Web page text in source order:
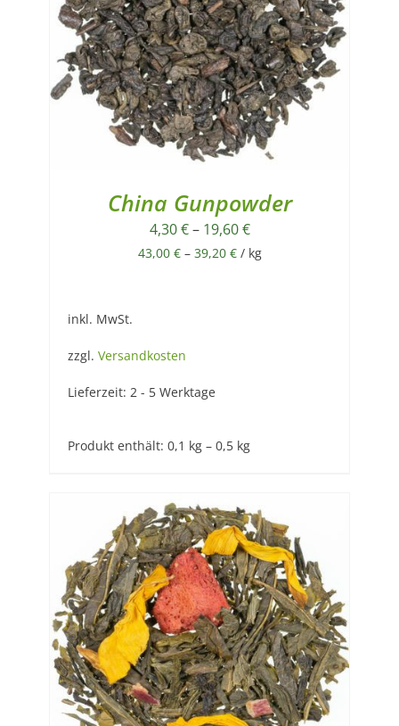
China Gunpowder
4,30€– 19,60€
43,00 €– 39,20 €/ kg
inkl. MwSt.
zzgl. Versandkosten
Lieferzeit: 2 - 5 Werktage
Produkt enthält: 0,1 kg – 0,5 kg